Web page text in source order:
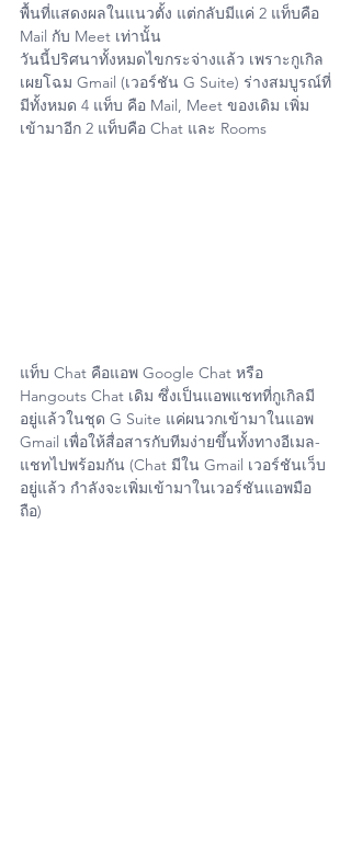
พื้นที่แสดงผลในแนวตั้ง แต่กลับมีแค่ 2 แท็บคือ
Mail กับ Meet เท่านั้น
วันนี้ปริศนาทั้งหมดไขกระจ่างแล้ว เพราะกูเกิล
เผยโฉม Gmail (เวอร์ชัน G Suite) ร่างสมบูรณ์ที่
มีทั้งหมด 4 แท็บ คือ Mail, Meet ของเดิม เพิ่ม
เข้ามาอีก 2 แท็บคือ Chat และ Rooms
แท็บ Chat คือแอพ Google Chat หรือ
Hangouts Chat เดิม ซึ่งเป็นแอพแชทที่กูเกิลมี
อยู่แล้วในชุด G Suite แค่ผนวกเข้ามาในแอพ
Gmail เพื่อให้สื่อสารกับทีมง่ายขึ้นทั้งทางอีเมล-
แชทไปพร้อมกัน (Chat มีใน Gmail เวอร์ชันเว็บ
อยู่แล้ว กำลังจะเพิ่มเข้ามาในเวอร์ชันแอพมือ
ถือ)